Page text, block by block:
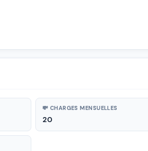
💸 CHARGES MENSUELLES
20